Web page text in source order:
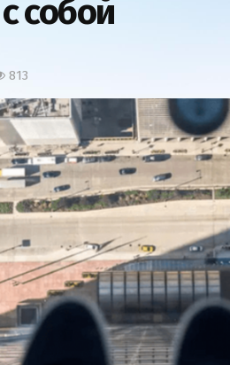
собой
813